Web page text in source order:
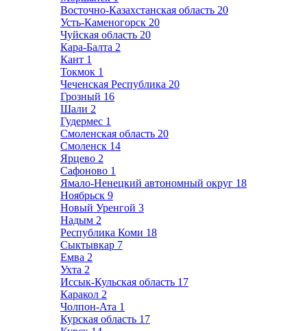
Восточно-Казахстанская область 20
Усть-Каменогорск 20
Чуйская область 20
Кара-Балта 2
Кант 1
Токмок 1
Чеченская Республика 20
Грозный 16
Шали 2
Гудермес 1
Смоленская область 20
Смоленск 14
Ярцево 2
Сафоново 1
Ямало-Ненецкий автономный округ 18
Ноябрьск 9
Новый Уренгой 3
Надым 2
Республика Коми 18
Сыктывкар 7
Емва 2
Ухта 2
Иссык-Кульская область 17
Каракол 2
Чолпон-Ата 1
Курская область 17